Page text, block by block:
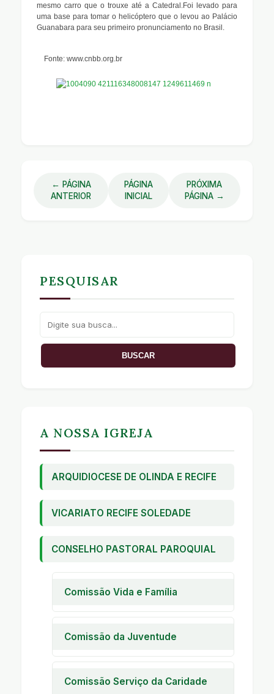
mesmo carro que o trouxe até a Catedral.Foi levado para
uma base para tomar o helicóptero que o levou ao Palácio
Guanabara para seu primeiro pronunciamento no Brasil.
Fonte: www.cnbb.org.br
← PÁGINA
ANTERIOR
PÁGINA
INICIAL
PRÓXIMA
PÁGINA →
PESQUISAR
A NOSSA IGREJA
ARQUIDIOCESE DE OLINDA E RECIFE
VICARIATO RECIFE SOLEDADE
CONSELHO PASTORAL PAROQUIAL
Comissão Vida e Família
Comissão da Juventude
Comissão Serviço da Caridade